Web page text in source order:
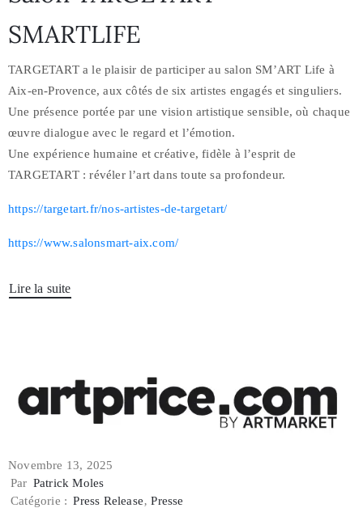
SMARTLIFE
TARGETART a le plaisir de participer au salon SM’ART Life à
Aix-en-Provence, aux côtés de six artistes engagés et singuliers.
Une présence portée par une vision artistique sensible, où chaque
œuvre dialogue avec le regard et l’émotion.
Une expérience humaine et créative, fidèle à l’esprit de
TARGETART : révéler l’art dans toute sa profondeur.
https://targetart.fr/nos-artistes-de-targetart/
https://www.salonsmart-aix.com/
Lire la suite
Novembre 13, 2025
Par Patrick Moles
Catégorie : Press Release‚Presse